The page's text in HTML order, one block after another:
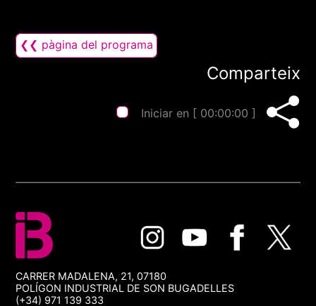
❮❮ pàgina del programa
Comparteix
Iniciar en [ 00:00:00 ]
CARRER MADALENA, 21, 07180
POLÍGON INDUSTRIAL DE SON BUGADELLES
(+34) 971 139 333